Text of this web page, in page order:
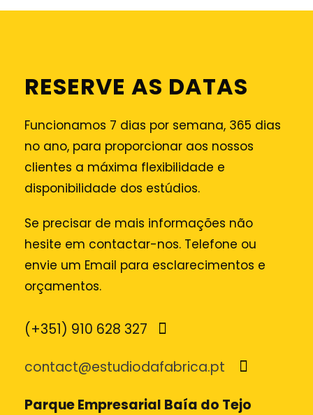
RESERVE AS DATAS
Funcionamos 7 dias por semana, 365 dias
no ano, para proporcionar aos nossos
clientes a máxima flexibilidade e
disponibilidade dos estúdios.
Se precisar de mais informações não
hesite em contactar-nos. Telefone ou
envie um Email para esclarecimentos e
orçamentos.
(+351) 910 628 327
contact@estudiodafabrica.pt
Parque Empresarial Baía do Tejo